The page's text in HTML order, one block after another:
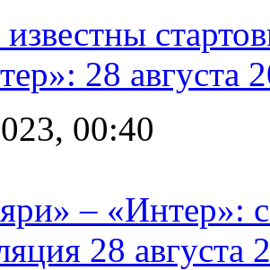
28 августа
00:40
– «Интер»:
28 августа